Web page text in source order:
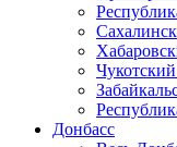
Донбасс